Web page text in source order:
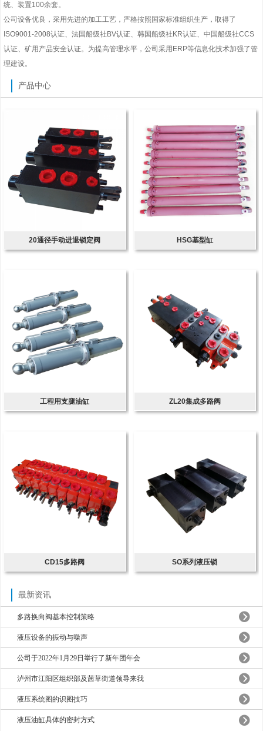
统、装置100余套。
公司设备优良，采用先进的加工工艺，严格按照国家标准组织生产，取得了
ISO9001-2008认证、法国船级社BV认证、韩国船级社KR认证、中国船级社CCS
认证、矿用产品安全认证。为提高管理水平，公司采用ERP等信息化技术加强了管
理建设。
产品中心
20通径手动进退锁定阀 HSG基型缸
工程用支腿油缸 ZL20集成多路阀
CD15多路阀 SO系列液压锁
最新资讯
多路换向阀基本控制策略
液压设备的振动与噪声
公司于2022年1月29日举行了新年团年会
泸州市江阳区组织部及茜草街道领导来我
液压系统图的识图技巧
液压油缸具体的密封方式